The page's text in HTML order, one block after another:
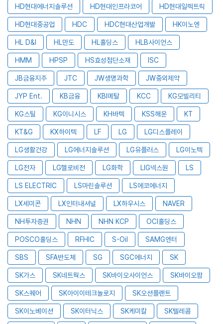
HD현대에너지솔루션 HD현대인프라코어 HD현대일렉트릭
HD현대중공업 HDC HDC현대산업개발 HK이노엔
HL D&I HL만도 HL홀딩스 HLB사이언스
HMM HPSP HS효성첨단소재 ISC
JB금융지주 JTC JW생명과학 JW중외제약
JYP Ent. KB금융 KBI메탈 KCC KG모빌리티
KG스틸 KG이니시스 KH바텍 KSS해운 KT
KT&G KX하이텍 LF LG LG디스플레이
LG생활건강 LG에너지솔루션 LG유플러스 LG이노텍
LG전자 LG헬로비전 LG화학 LIG넥스원 LS
LS ELECTRIC LS마린솔루션 LS에코에너지
LX세미콘 LX인터내셔널 LX하우시스 NAVER
NH투자증권 NHN NHN KCP OCI홀딩스
POSCO홀딩스 RFHIC S-Oil SAMG엔터
SBS SFA반도체 SG SGC에너지 SK
SK가스 SK네트웍스 SK바이오사이언스 SK바이오팜
SK스퀘어 SK아이이테크놀로지 SK오션플랜트
SK이노베이션 SK이터닉스 SK케미칼 SK텔레콤